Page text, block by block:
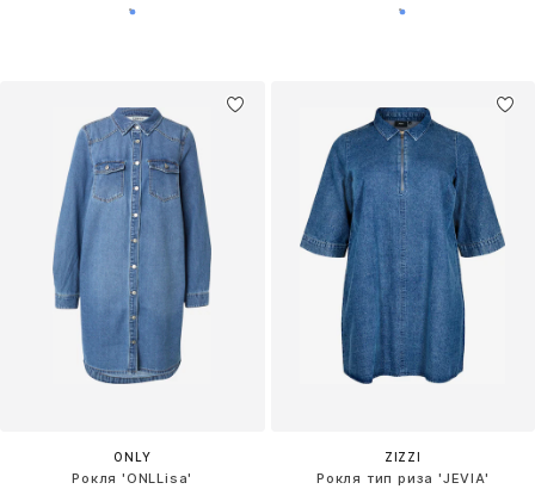
ONLY
Рокля 'ONLLisa'
ZIZZI
Рокля тип риза 'JEVIA'